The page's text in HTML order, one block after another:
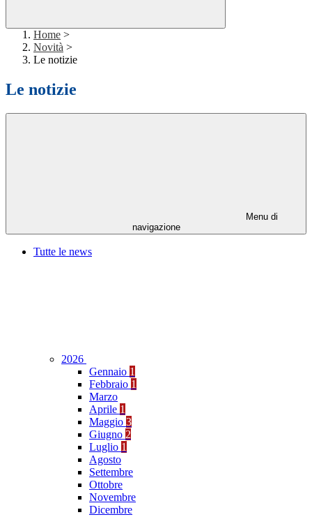
Home >
Novità >
Le notizie
Le notizie
Menu di
navigazione
Tutte le news
2026
Gennaio 1
Febbraio 1
Marzo
Aprile 1
Maggio 3
Giugno 2
Luglio 1
Agosto
Settembre
Ottobre
Novembre
Dicembre